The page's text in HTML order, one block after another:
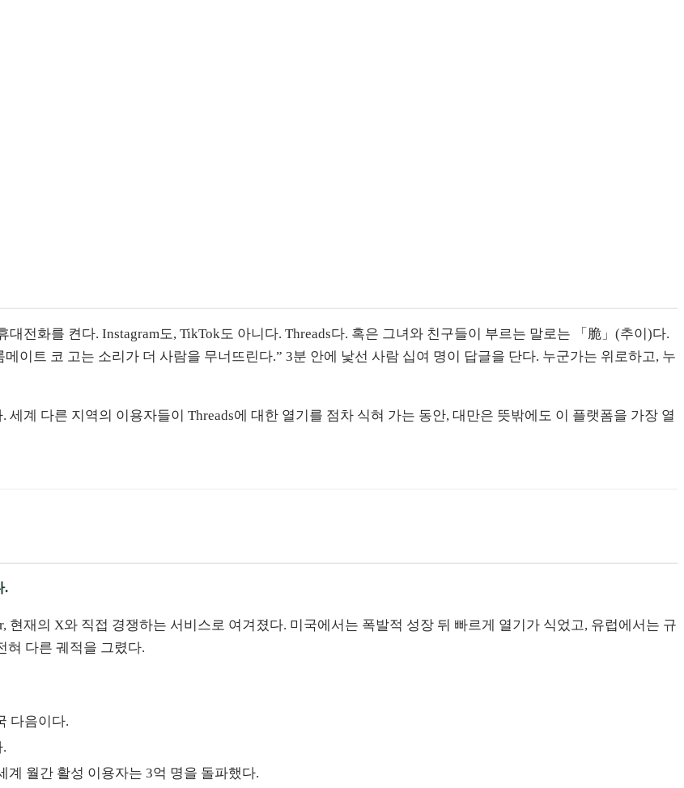
전화를 켠다. Instagram도, TikTok도 아니다. Threads다. 혹은 그녀와 친구들이 부르는 말로는 「脆」(추이)다.
이트 코 고는 소리가 더 사람을 무너뜨린다.” 3분 안에 낯선 사람 십여 명이 답글을 단다. 누군가는 위로하고, 누
계 다른 지역의 이용자들이 Threads에 대한 열기를 점차 식혀 가는 동안, 대만은 뜻밖에도 이 플랫폼을 가장 열
.
현재의 X와 직접 경쟁하는 서비스로 여겨졌다. 미국에서는 폭발적 성장 뒤 빠르게 열기가 식었고, 유럽에서는 규
혀 다른 궤적을 그렸다.
다음이다.
계 월간 활성 이용자는 3억 명을 돌파했다.